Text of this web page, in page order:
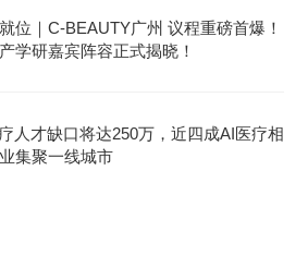
位｜C-BEAUTY广州 议程重磅首爆！
学研嘉宾阵容正式揭晓！
人才缺口将达250万，近四成AI医疗相
集聚一线城市